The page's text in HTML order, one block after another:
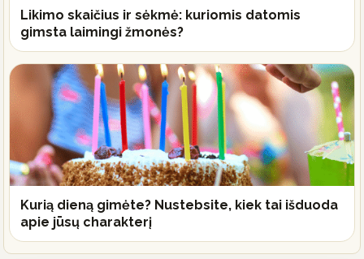
Likimo skaičius ir sėkmė: kuriomis datomis
gimsta laimingi žmonės?
Kurią dieną gimėte? Nustebsite, kiek tai išduoda
apie jūsų charakterį